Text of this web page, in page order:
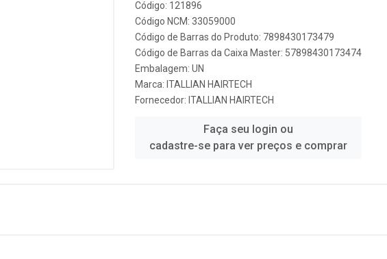
Código: 121896
Código NCM: 33059000
Código de Barras do Produto: 7898430173479
Código de Barras da Caixa Master: 57898430173474
Embalagem: UN
Marca: ITALLIAN HAIRTECH
Fornecedor: ITALLIAN HAIRTECH
Faça seu login ou
cadastre-se para ver preços e comprar